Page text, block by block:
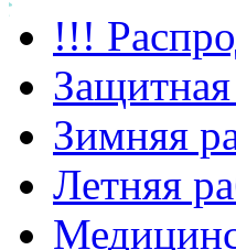
!!!
Зимняя
Летняя